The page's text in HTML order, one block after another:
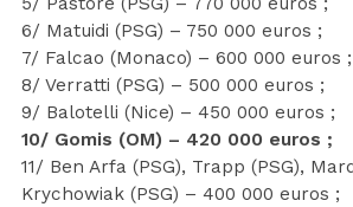
6/ Matuidi (PSG) – 750 000 euros ;
7/ Falcao (Monaco) – 600 000 euros ;
8/ Verratti (PSG) – 500 000 euros ;
9/ Balotelli (Nice) – 450 000 euros ;
10/ Gomis (OM) – 420 000 euros ;
11/ Ben Arfa (PSG), Trapp (PSG),
Krychowiak (PSG) – 400 000 euros ;